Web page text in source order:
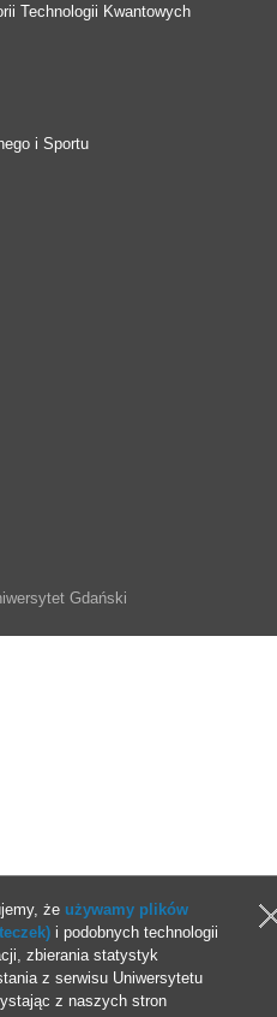
Technologii Kwantowych
i Sportu
Gdański
że używamy plików
i podobnych technologii
zbierania statystyk
z serwisu Uniwersytetu
z naszych stron